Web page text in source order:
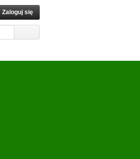
Zaloguj się